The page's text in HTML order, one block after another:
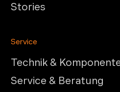
Stories
Service
Technik &
Service & Beratung